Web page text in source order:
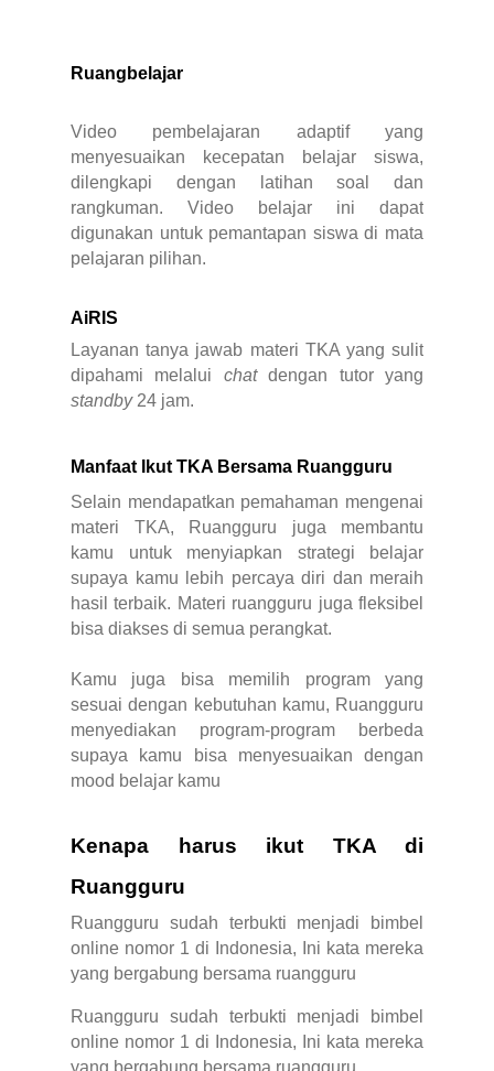
Ruangbelajar
Video pembelajaran adaptif yang
menyesuaikan kecepatan belajar siswa,
dilengkapi dengan latihan soal dan
rangkuman. Video belajar ini dapat
digunakan untuk pemantapan siswa di mata
pelajaran pilihan.
AiRIS
Layanan tanya jawab materi TKA yang sulit
dipahami melalui chatdengan tutor yang
standby24 jam.
Manfaat Ikut TKA Bersama Ruangguru
Selain mendapatkan pemahaman mengenai
materi TKA, Ruangguru juga membantu
kamu untuk menyiapkan strategi belajar
supaya kamu lebih percaya diri dan meraih
hasil terbaik. Materi ruangguru juga fleksibel
bisa diakses di semua perangkat.
Kamu juga bisa memilih program yang
sesuai dengan kebutuhan kamu, Ruangguru
menyediakan program-program berbeda
supaya kamu bisa menyesuaikan dengan
mood belajar kamu
Kenapa harus ikut TKA di
Ruangguru
Ruangguru sudah terbukti menjadi bimbel
online nomor 1 di Indonesia, Ini kata mereka
yang bergabung bersama ruangguru
Ruangguru sudah terbukti menjadi bimbel
online nomor 1 di Indonesia, Ini kata mereka